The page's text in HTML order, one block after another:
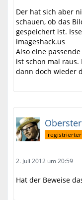
Der hat sich aber
schauen, ob das
gespeichert ist.
imageshack.us
Also eine
ist schon mal raus.
dann doch wieder
2. Juli 2012 um 20:59
Hat der Beweise